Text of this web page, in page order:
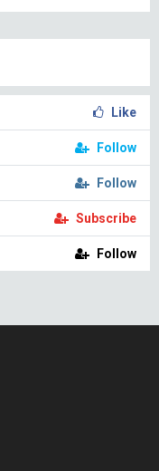
Like
Follow
Follow
Subscribe
Follow